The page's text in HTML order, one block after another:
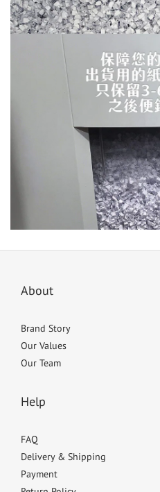
About
Brand Story
Our Values
Our Team
Help
FAQ
Delivery & Shipping
Payment